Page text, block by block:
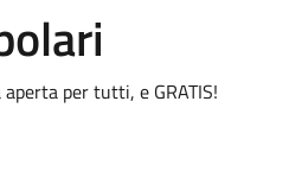
per tutti, e GRATIS!